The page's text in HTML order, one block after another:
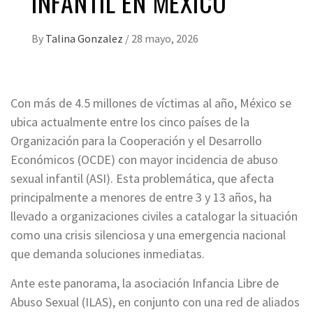
By Talina Gonzalez / 28 mayo, 2026
Con más de 4.5 millones de víctimas al año, México se
ubica actualmente entre los cinco países de la
Organización para la Cooperación y el Desarrollo
Económicos (OCDE) con mayor incidencia de abuso
sexual infantil (ASI). Esta problemática, que afecta
principalmente a menores de entre 3 y 13 años, ha
llevado a organizaciones civiles a catalogar la situación
como una crisis silenciosa y una emergencia nacional
que demanda soluciones inmediatas.
Ante este panorama, la asociación Infancia Libre de
Abuso Sexual (ILAS), en conjunto con una red de aliados